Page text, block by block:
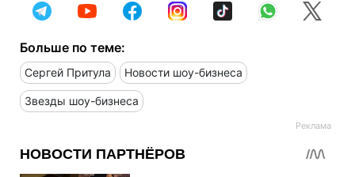
Больше по теме:
Сергей Притула Новости шоу-бизнеса
Звезды шоу-бизнеса